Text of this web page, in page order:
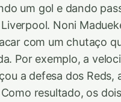
um gol e dando
Noni
com um chutaço
Por exemplo, a
a defesa dos Reds,
resultado, os